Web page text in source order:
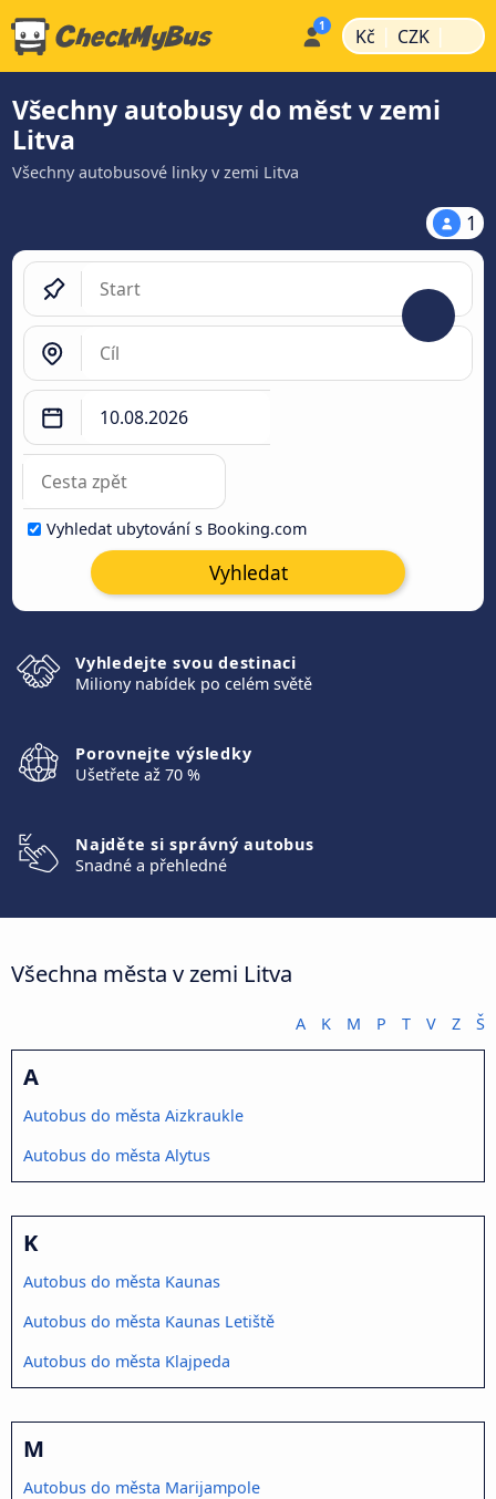
Kč | CZK |
Všechny autobusy do měst v zemi
Litva
Všechny autobusové linky v zemi Litva
1
Vyhledat ubytování s Booking.com
Vyhledat
Vyhledejte svou destinaci
Miliony nabídek po celém světě
Porovnejte výsledky
Ušetřete až 70 %
Najděte si správný autobus
Snadné a přehledné
Všechna města v zemi Litva
A K M P T V Z Š
A
Autobus do města Aizkraukle
Autobus do města Alytus
K
Autobus do města Kaunas
Autobus do města Kaunas Letiště
Autobus do města Klajpeda
M
Autobus do města Marijampole